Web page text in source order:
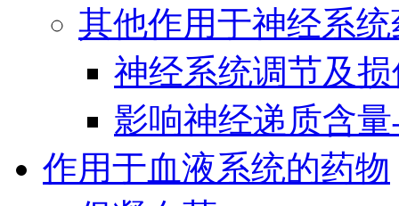
其他作用于神经系统
神经系统调节及
影响神经递质含
作用于血液系统的药物